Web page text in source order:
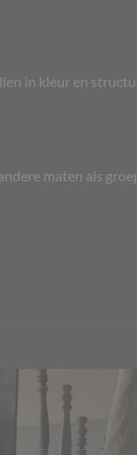
in kleur en
maten als